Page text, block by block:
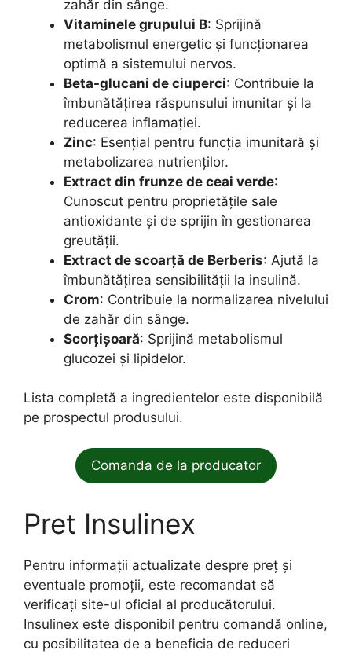
zahăr din sânge.
Vitaminele grupului B: Sprijină
metabolismul energetic și funcționarea
optimă a sistemului nervos.
Beta-glucani de ciuperci: Contribuie la
îmbunătățirea răspunsului imunitar și la
reducerea inflamației.
Zinc: Esențial pentru funcția imunitară și
metabolizarea nutrienților.
Extract din frunze de ceai verde:
Cunoscut pentru proprietățile sale
antioxidante și de sprijin în gestionarea
greutății.
Extract de scoarță de Berberis: Ajută la
îmbunătățirea sensibilității la insulină.
Crom: Contribuie la normalizarea nivelului
de zahăr din sânge.
Scorțișoară: Sprijină metabolismul
glucozei și lipidelor.
Lista completă a ingredientelor este disponibilă
pe prospectul produsului.
Comanda de la producator
Pret Insulinex
Pentru informații actualizate despre preț și
eventuale promoții, este recomandat să
verificați site-ul oficial al producătorului.
Insulinex este disponibil pentru comandă online,
cu posibilitatea de a beneficia de reduceri